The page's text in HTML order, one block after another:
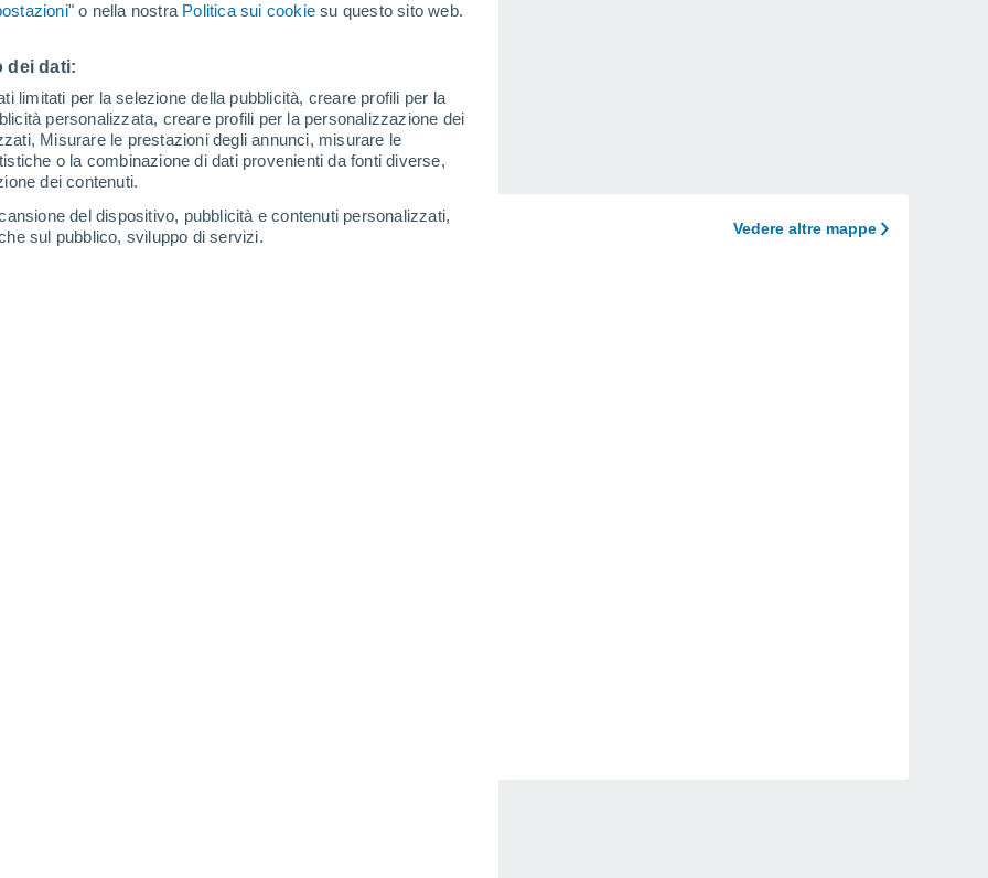
" o nella nostra Politica sui cookie su questo sito web.
dei dati:
limitati per la selezione della pubblicità, creare profili per la
personalizzata, creare profili per la personalizzazione dei
Misurare le prestazioni degli annunci, misurare le
o la combinazione di dati provenienti da fonti diverse,
dei contenuti.
del dispositivo, pubblicità e contenuti personalizzati,
sul pubblico, sviluppo di servizi.
Spessore della neve nella parte superiore -
Tipo di neve alla base
Tipo di neve nella parte superiore -
Vedere altre mappe